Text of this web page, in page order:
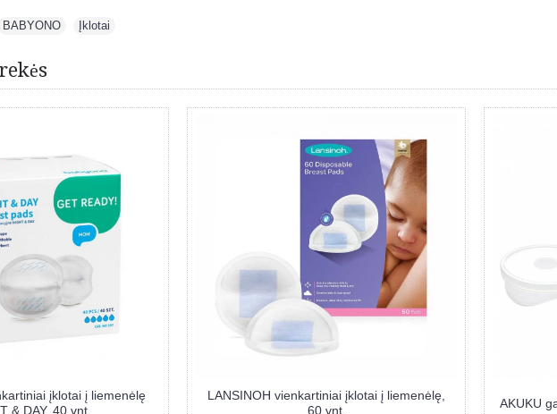
BABYONO Įklotai
BABYONO vienkartiniai įklotai į liemenėlę
NATURAL NURSING, 24 vnt., balti
BABYONO vienkartiniai įklotai į liemenėlę
NATURAL NURSING, 24 vnt., juodi